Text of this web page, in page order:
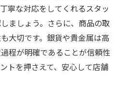
寧な対応をしてくれるスタッ
ましょう。さらに、商品の取
大切です。銀貨や貴金属は高
程が明確であることが信頼性
トを押さえて、安心して店舗